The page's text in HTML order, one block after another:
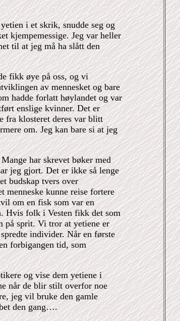
i et skrik, snudde seg og
kjempemessige. Jeg var heller
til at jeg må ha slått den
fikk øye på oss, og vi
av mennesket og bare
hadde forlatt høylandet og var
enslige kvinner. Det er
fra klosteret deres var blitt
om. Jeg kan bare si at jeg
har skrevet bøker med
jeg gjort. Det er ikke så lenge
budskap tvers over
kunne reise fortere
om en fisk som var en
Hvis folk i Vesten fikk det som
på sprit. Vi tror at yetiene er
individer. Når en første
forbigangen tid, som
og vise dem yetiene i
når de blir stilt overfor noe
jeg vil bruke den gamle
den gang….